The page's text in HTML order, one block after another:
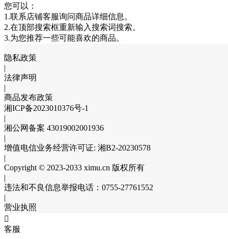
您可以：
1.联系店铺客服询问商品详细信息。
2.在顶部搜索框重新输入搜索词搜索。
3.为您推荐一些可能喜欢的商品。
隐私政策
|
法律声明
|
商品发布政策
湘ICP备2023010376号-1
|
湘公网备案 43019002001936
|
增值电信业务经营许可证: 湘B2-20230578
|
Copyright © 2023-2033 ximu.cn 版权所有
|
违法和不良信息举报电话：0755-27761552
|
营业执照

客服